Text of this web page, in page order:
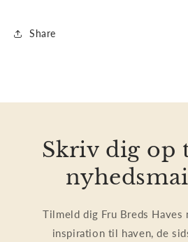
Share
Skriv dig op
Tilmeld dig Fru Breds Haves
inspiration til haven, de